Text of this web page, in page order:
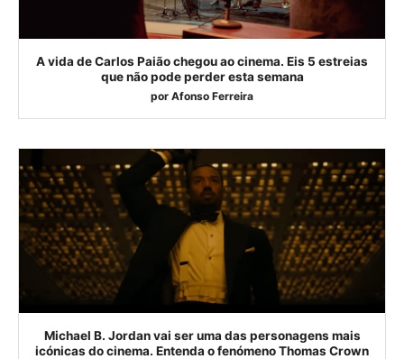
A vida de Carlos Paião chegou ao cinema. Eis 5 estreias
que não pode perder esta semana
por Afonso Ferreira
Michael B. Jordan vai ser uma das personagens mais
icónicas do cinema. Entenda o fenómeno Thomas Crown